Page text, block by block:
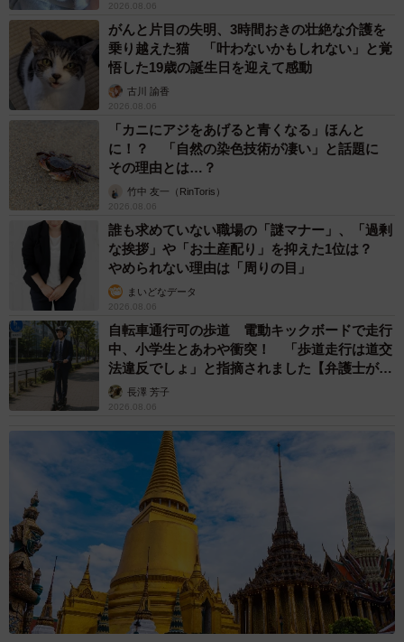
2026.08.06
がんと片目の失明、3時間おきの壮絶な介護を
乗り越えた猫 「叶わないかもしれない」と覚
悟した19歳の誕生日を迎えて感動
古川 諭香
2026.08.06
「カニにアジをあげると青くなる」ほんと
に！？ 「自然の染色技術が凄い」と話題に
その理由とは…？
竹中 友一（RinToris）
2026.08.06
誰も求めていない職場の「謎マナー」、「過剰
な挨拶」や「お土産配り」を抑えた1位は？
やめられない理由は「周りの目」
まいどなデータ
2026.08.06
自転車通行可の歩道 電動キックボードで走行
中、小学生とあわや衝突！ 「歩道走行は道交
法違反でしょ」と指摘されました【弁護士が解
説】長澤 芳子
2026.08.06